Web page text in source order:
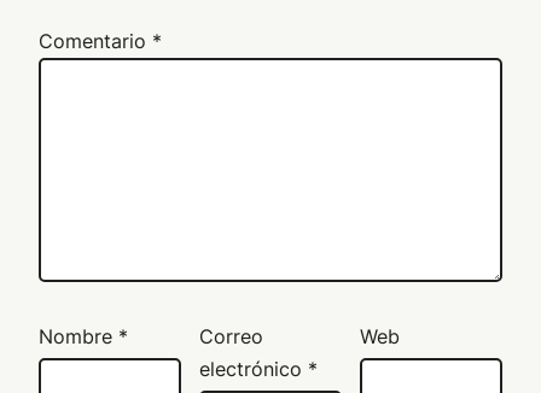
Comentario *
Nombre *
Correo
electrónico *
Web